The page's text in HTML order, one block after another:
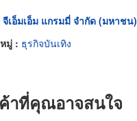
เอ็มเอ็ม แกรมมี่ จำกัด (มหาชน)
มู่ : ธุรกิจบันเทิง
าที่คุณอาจสนใจ